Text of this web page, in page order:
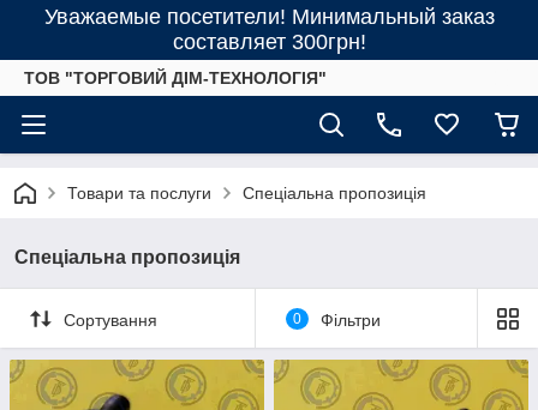
Уважаемые посетители! Минимальный заказ
составляет 300грн!
ТОВ "ТОРГОВИЙ ДІМ-ТЕХНОЛОГІЯ"
Товари та послуги Спеціальна пропозиція
Спеціальна пропозиція
Сортування 0 Фільтри